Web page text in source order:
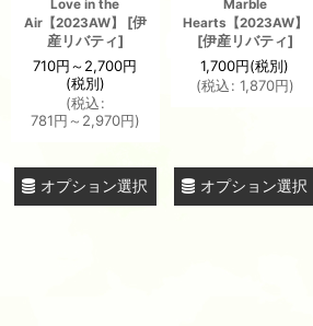
Love in the
Air【2023AW】
[伊
産リバティ]
710円～2,700円
(税別)
(税込:
781円 ～2,970円)
オプション選択
Marble
Hearts【2023AW】
[伊産リバティ]
1,700円(税別)
(税込: 1,870円)
オプション選択